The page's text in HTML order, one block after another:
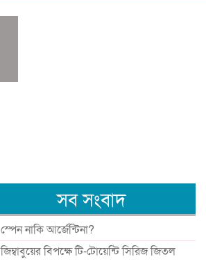
সব সংবাদ
স্পেন নাকি আর্জেন্টিনা?
জিম্বাবুয়ের বিপক্ষে টি-টোয়েন্টি সিরিজ জিতল